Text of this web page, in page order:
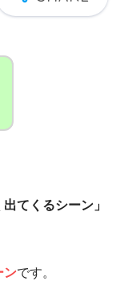
てくるシーン」
ンです。